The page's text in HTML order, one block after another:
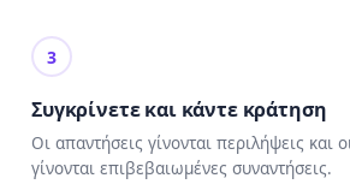
3
Συγκρίνετε και κάντε κράτηση
Οι απαντήσεις γίνονται περιλήψεις και
γίνονται επιβεβαιωμένες συναντήσεις.